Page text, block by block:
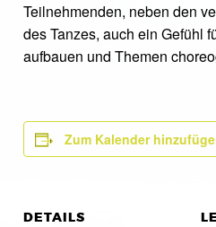
Teilnehmenden, neben den
des Tanzes, auch ein Gefühl
aufbauen und Themen
Zum Kalender
DETAILS